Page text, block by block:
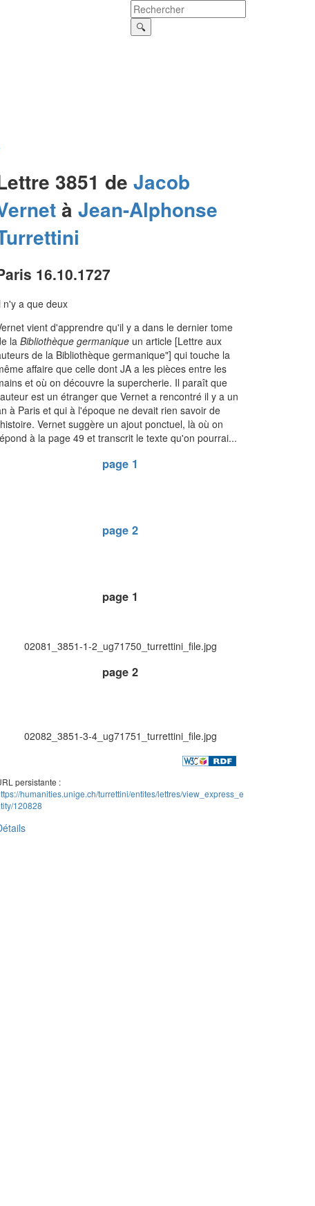
3851 de Jacob
à Jean-Alphonse
16.10.1727
n'y a que deux
vient d'apprendre qu'il y a dans le dernier tome
la Bibliothèque germanique un article [Lettre aux
de la Bibliothèque germanique"] qui touche la
affaire que celle dont JA a les pièces entre les
et où on découvre la supercherie. Il paraît que
est un étranger que Vernet a rencontré il y a un
à Paris et qui à l'époque ne devait rien savoir de
Vernet suggère un ajout ponctuel, là où on
à la page 49 et transcrit le texte qu'on pourrai...
page 1
page 2
page 1
02081_3851-1-2_ug71750_turrettini_file.jpg
page 2
02082_3851-3-4_ug71751_turrettini_file.jpg
persistante :
humanities.unige.ch/turrettini/entites/lettres/view_express_e
120828